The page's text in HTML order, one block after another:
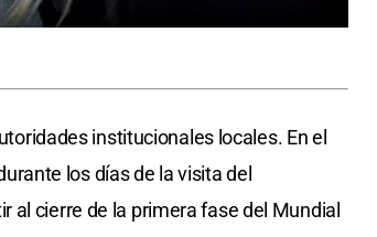
institucionales locales. En el
los días de la visita del
al cierre de la primera fase del Mundial